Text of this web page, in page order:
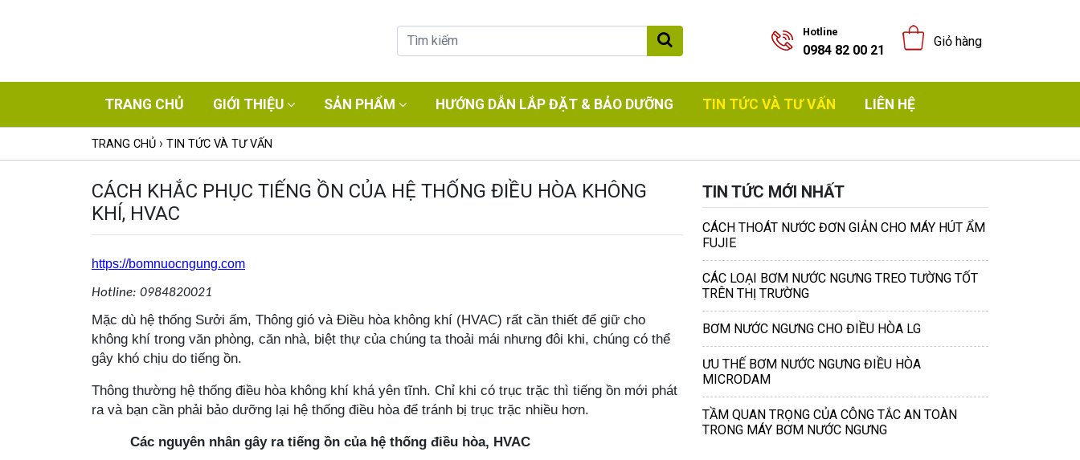
Hotline
0984 82 00 21
Giỏ hàng
TRANG CHỦ GIỚI THIỆU SẢN PHẨM HƯỚNG DẪN LẮP ĐẶT & BẢO DƯỠNG TIN TỨC VÀ TƯ VẤN LIÊN HỆ
TRANG CHỦ › TIN TỨC VÀ TƯ VẤN
CÁCH KHẮC PHỤC TIẾNG ỒN CỦA HỆ THỐNG ĐIỀU HÒA KHÔNG
KHÍ, HVAC
https://bomnuocngung.com
Hotline: 0984820021
Mặc dù hệ thống Sưởi ấm, Thông gió và Điều hòa không khí (HVAC) rất cần thiết để giữ cho
không khí trong văn phòng, căn nhà, biệt thự của chúng ta thoải mái nhưng đôi khi, chúng có thể
gây khó chịu do tiếng ồn.
Thông thường hệ thống điều hòa không khí khá yên tĩnh. Chỉ khi có trục trặc thì tiếng ồn mới phát
ra và bạn cần phải bảo dưỡng lại hệ thống điều hòa để tránh bị trục trặc nhiều hơn.
Các nguyên nhân gây ra tiếng ồn của hệ thống điều hòa, HVAC
TIN TỨC MỚI NHẤT
CÁCH THOÁT NƯỚC ĐƠN GIẢN CHO MÁY HÚT ẨM
FUJIE
CÁC LOẠI BƠM NƯỚC NGƯNG TREO TƯỜNG TỐT
TRÊN THỊ TRƯỜNG
BƠM NƯỚC NGƯNG CHO ĐIỀU HÒA LG
ƯU THẾ BƠM NƯỚC NGƯNG ĐIỀU HÒA
MICRODAM
TẦM QUAN TRỌNG CỦA CÔNG TẮC AN TOÀN
TRONG MÁY BƠM NƯỚC NGƯNG